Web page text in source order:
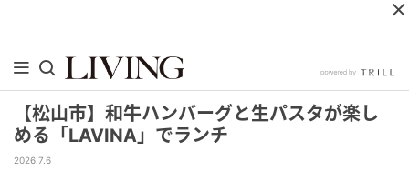
【松山市】和牛ハンバーグと生パスタが楽し
める「LAVINA」でランチ
2026.7.6